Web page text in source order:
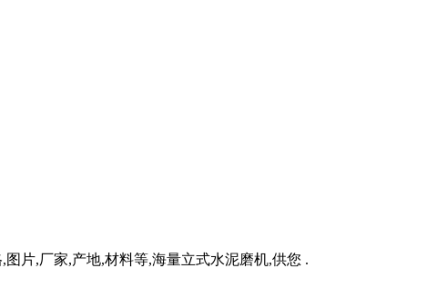
片,厂家,产地,材料等,海量立式水泥磨机,供您 .